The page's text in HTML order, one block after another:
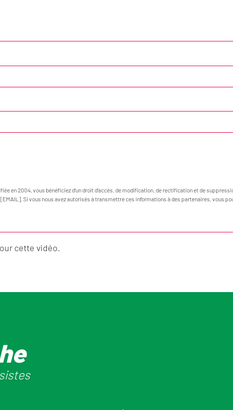
en 2004, vous bénéficiez d’un droit d’accès, de modification, de rectification et de
Si vous nous avez autorisés à transmettre ces informations à des partenaires, vous
cette vidéo.